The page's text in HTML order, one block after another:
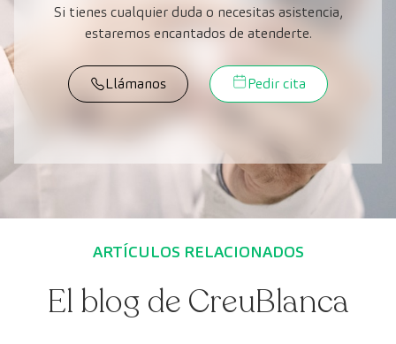
Si tienes cualquier duda o necesitas asistencia,
estaremos encantados de atenderte.
Llámanos Pedir cita
ARTÍCULOS RELACIONADOS
El blog de CreuBlanca